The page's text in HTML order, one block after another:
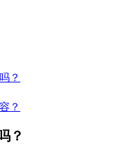
？
？
？